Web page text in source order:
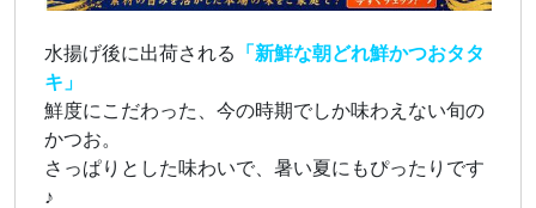
水揚げ後に出荷される
「新鮮な朝どれ鮮かつおタタ
キ」
鮮度にこだわった、今の時期でしか味わえない旬の
かつお。
さっぱりとした味わいで、暑い夏にもぴったりです
♪